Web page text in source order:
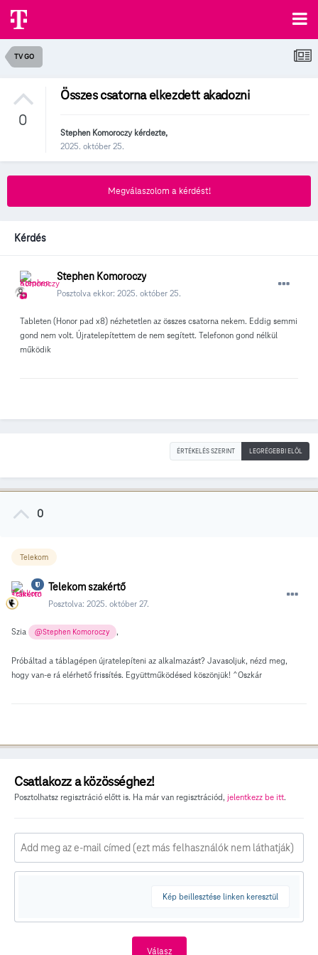
TV GO
0
Összes csatorna elkezdett akadozni
Stephen Komoroczykérdezte,
2025. október 25.
Megválaszolom a kérdést!
Kérdés
Stephen Komoroczy
Posztolva ekkor: 2025. október 25.
Tableten (Honor pad x8) nézhetetlen az összes csatorna nekem. Eddig semmi
gond nem volt. Újratelepítettem de nem segített. Telefonon gond nélkül
működik
ÉRTÉKELÉS SZERINT LEGRÉGEBBI ELÖL
0
Telekom
Telekom szakértő
Posztolva: 2025. október 27.
Szia @Stephen Komoroczy ,
Próbáltad a táblagépen újratelepíteni az alkalmazást? Javasoljuk, nézd meg,
hogy van-e rá elérhető frissítés. Együttműködésed köszönjük! ^Oszkár
Csatlakozz a közösséghez!
Posztolhatsz regisztráció előtt is. Ha már van regisztrációd, jelentkezz be itt.
Kép beillesztése linken keresztül
Válasz